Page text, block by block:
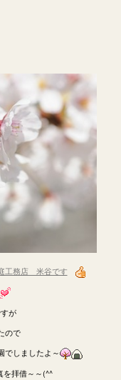
務店 米谷です
が
ので
でしましたよ～
拝借～～(^^ゞ